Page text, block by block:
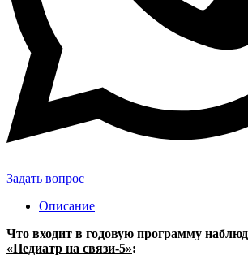
Задать вопрос
Описание
Что входит в годовую программу
«Педиатр на связи-5»: